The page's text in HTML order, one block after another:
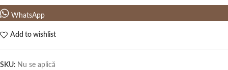
WhatsApp
Add to wishlist
SKU: Nu se aplică